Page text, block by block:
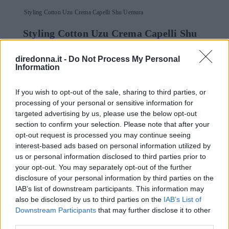
diredonna.it - Do Not Process My Personal
Information
If you wish to opt-out of the sale, sharing to third parties, or
processing of your personal or sensitive information for
targeted advertising by us, please use the below opt-out
section to confirm your selection. Please note that after your
opt-out request is processed you may continue seeing
interest-based ads based on personal information utilized by
us or personal information disclosed to third parties prior to
your opt-out. You may separately opt-out of the further
disclosure of your personal information by third parties on the
IAB’s list of downstream participants. This information may
also be disclosed by us to third parties on the IAB’s List of
Downstream Participants that may further disclose it to other
Styling Cotton Uzu Crema Capelli Shu Uemura
Styling Cotton Uzu Crema Capelli Shu
. Una cera dall’effetto flessibile, da
applicare su capelli tamponati o asciutti.
fibra, per un risultato morbido e controllato.
Seguici anche su Google News!
ENTRA NEL NOSTRO CANALE
CONDIVIDI SU
CONDIVIDI SU
CONDIVIDI SU
Ultime News